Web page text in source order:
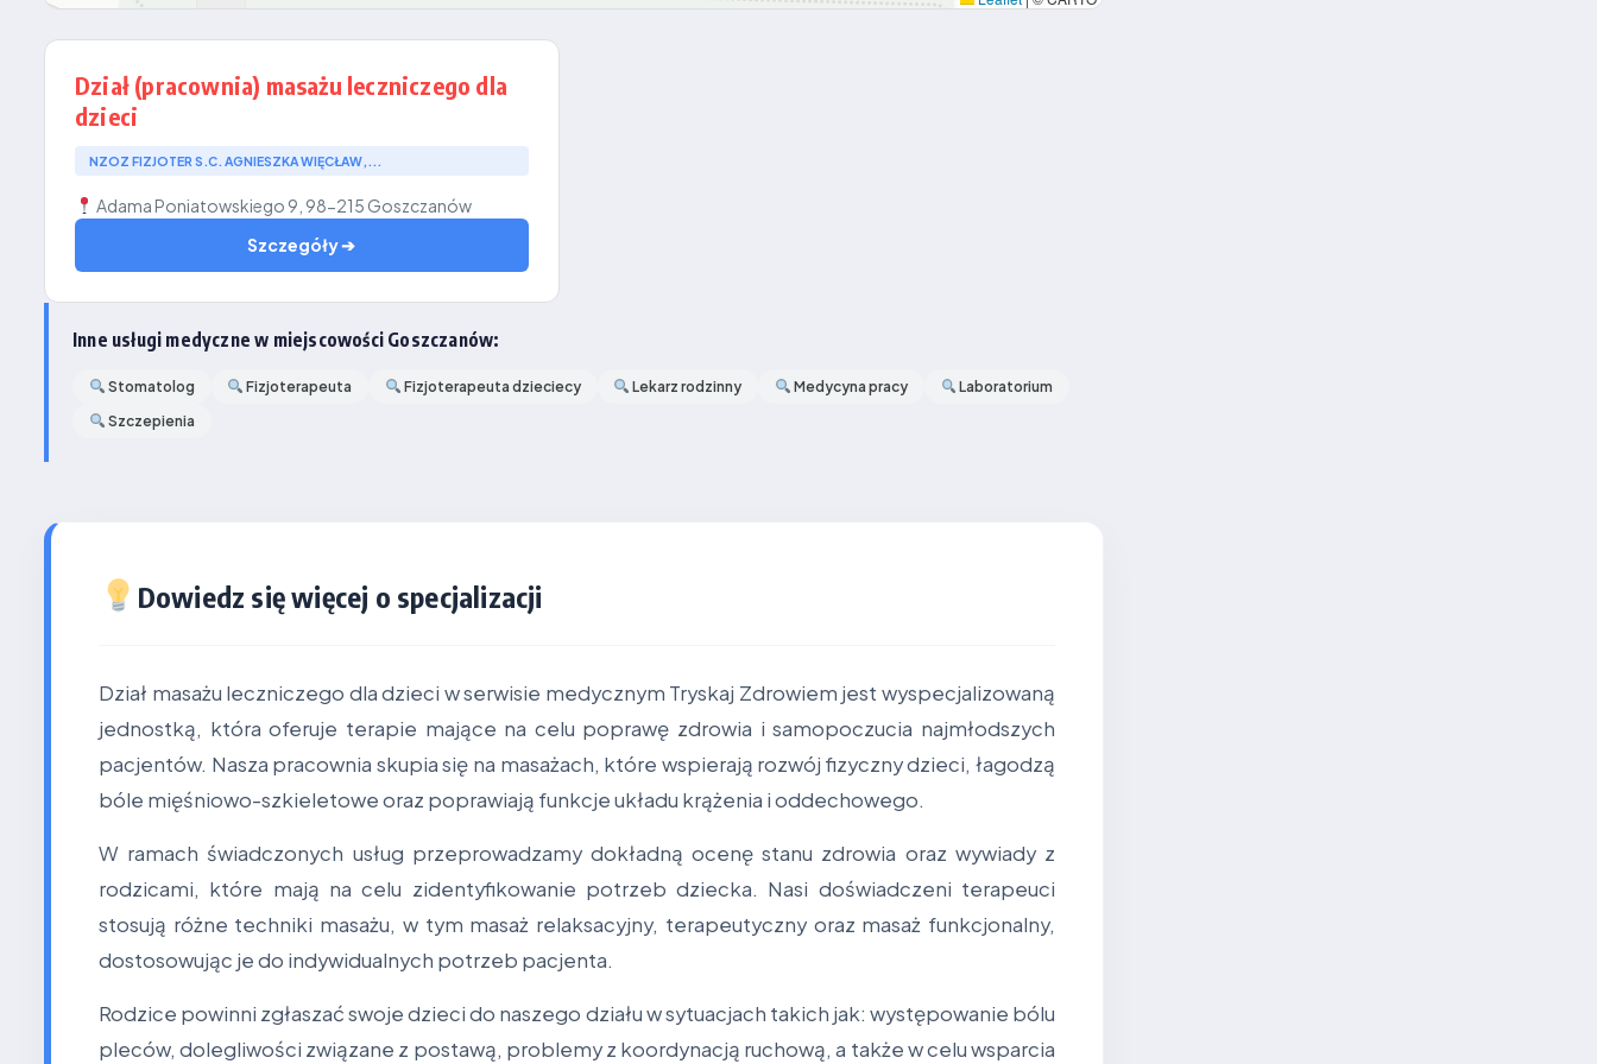
Dział (pracownia) masażu leczniczego dla
dzieci
NZOZ FIZJOTER S.C. AGNIESZKA WIĘCŁAW,...
Adama Poniatowskiego 9, 98-215 Goszczanów
Szczegóły ➔
Inne usługi medyczne w miejscowości Goszczanów:
Stomatolog Fizjoterapeuta Fizjoterapeuta dzieciecy Lekarz rodzinny Medycyna pracy
Laboratorium
Szczepienia
Dowiedz się więcej o specjalizacji
Dział masażu leczniczego dla dzieci w serwisie medycznym Tryskaj Zdrowiem jest wyspecjalizowaną
jednostką, która oferuje terapie mające na celu poprawę zdrowia i samopoczucia najmłodszych
pacjentów. Nasza pracownia skupia się na masażach, które wspierają rozwój fizyczny dzieci, łagodzą
bóle mięśniowo-szkieletowe oraz poprawiają funkcje układu krążenia i oddechowego.
W ramach świadczonych usług przeprowadzamy dokładną ocenę stanu zdrowia oraz wywiady z
rodzicami, które mają na celu zidentyfikowanie potrzeb dziecka. Nasi doświadczeni terapeuci
stosują różne techniki masażu, w tym masaż relaksacyjny, terapeutyczny oraz masaż funkcjonalny,
dostosowując je do indywidualnych potrzeb pacjenta.
Rodzice powinni zgłaszać swoje dzieci do naszego działu w sytuacjach takich jak: występowanie bólu
pleców, dolegliwości związane z postawą, problemy z koordynacją ruchową, a także w celu wsparcia